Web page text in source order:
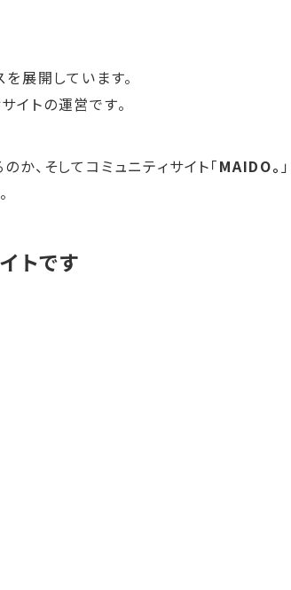
展開しています。
イトの運営です。
、そしてコミュニティサイト「MAIDO。 」
トです